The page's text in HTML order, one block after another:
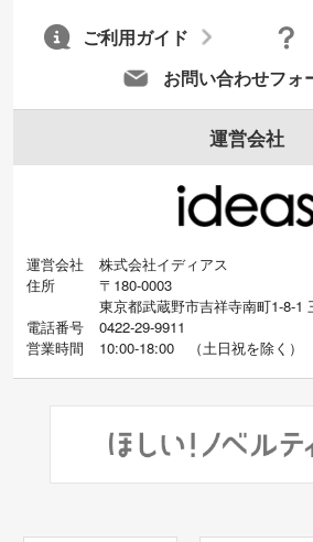
お問い合わせフォ
ご利用ガイド
運営会社
運営会社
株式会社イディアス
住所
〒180-0003
東京都武蔵野市吉祥寺南町1-8-1
電話番号
0422-29-9911
営業時間
10:00-18:00 （土日祝を除く）